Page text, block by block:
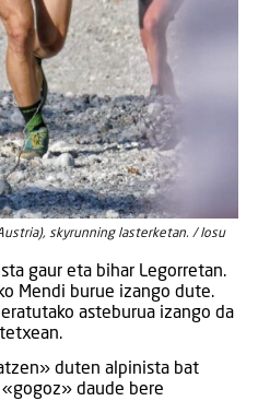
skyrunning lasterketan. / Iosu
gaur eta bihar Legorretan.
Mendi burue izango dute.
asteburua izango da
duten alpinista bat
daude bere